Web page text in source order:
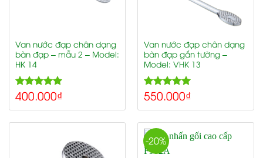
Van nước đạp chân dạng
bàn đạp – mẫu 2 – Model:
HK 14
Rated5.00
out of 5
400.000₫
Van nước đạp chân dạng
bàn đạp gắn tường –
Model: VHK 13
Rated5.00
out of 5
550.000₫
-20%